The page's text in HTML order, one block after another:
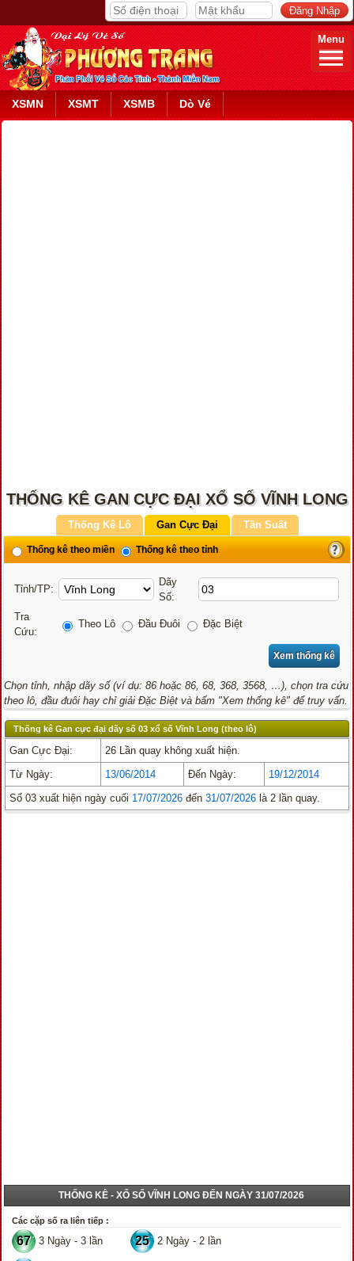
Menu
XSMN XSMT XSMB Dò Vé
THỐNG KÊ GAN CỰC ĐẠI XỔ SỐ VĨNH LONG
Thống Kê Lô Gan Cực Đại Tần Suất
Thống kê theo miền Thống kê theo tỉnh
Tỉnh/TP:
Dãy
Số:
Tra
Cứu:
Theo Lô Đầu Đuôi Đặc Biệt
Chọn tỉnh, nhập dãy số (ví dụ: 86 hoặc 86, 68, 368, 3568, …), chọn tra cứu
theo lô, đầu đuôi hay chỉ giải Đặc Biệt và bấm "Xem thống kê" để truy vấn.
Thống kê Gan cực đại dãy số 03 xổ số Vĩnh Long (theo lô)
Gan Cực Đại:
26 Lần quay không xuất hiện.
Từ Ngày:
13/06/2014 Đến Ngày:
19/12/2014
Số 03 xuất hiện ngày cuối 17/07/2026 đến 31/07/2026 là 2 lần quay.
THỐNG KÊ - XỔ SỐ VĨNH LONG ĐẾN NGÀY 31/07/2026
Các cặp số ra liên tiếp :
67 3 Ngày - 3 lần 25 2 Ngày - 2 lần